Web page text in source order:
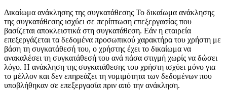
Δικαίωμα ανάκλησης της συγκατάθεσης Το δικαίωμα ανάκλησης
της συγκατάθεσης ισχύει σε περίπτωση επεξεργασίας που
βασίζεται αποκλειστικά στη συγκατάθεση. Εάν η εταιρεία
επεξεργάζεται τα δεδομένα προσωπικού χαρακτήρα του χρήστη με
βάση τη συγκατάθεσή του, ο χρήστης έχει το δικαίωμα να
ανακαλέσει τη συγκατάθεσή του ανά πάσα στιγμή χωρίς να δώσει
λόγο. Η ανάκληση της συγκατάθεσης του χρήστη ισχύει μόνο για
το μέλλον και δεν επηρεάζει τη νομιμότητα των δεδομένων που
υποβλήθηκαν σε επεξεργασία πριν από την ανάκληση.